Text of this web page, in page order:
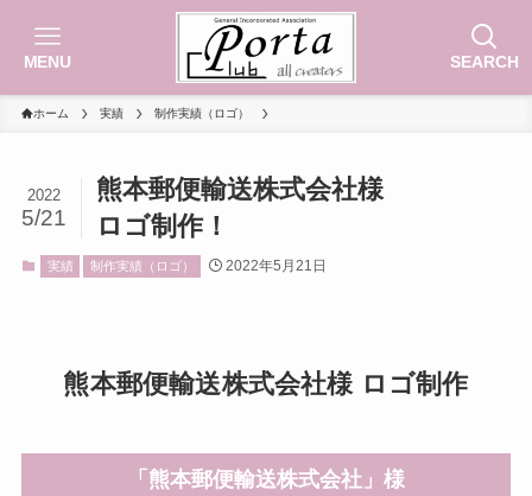
SEARCH
MENU
ホーム 実績 制作実績（ロゴ）
熊本郵便輸送株式会社様
ロゴ制作！
2022
5/21
実績 制作実績（ロゴ） 2022年5月21日
熊本郵便輸送株式会社様 ロゴ制作
「熊本郵便輸送株式会社」様